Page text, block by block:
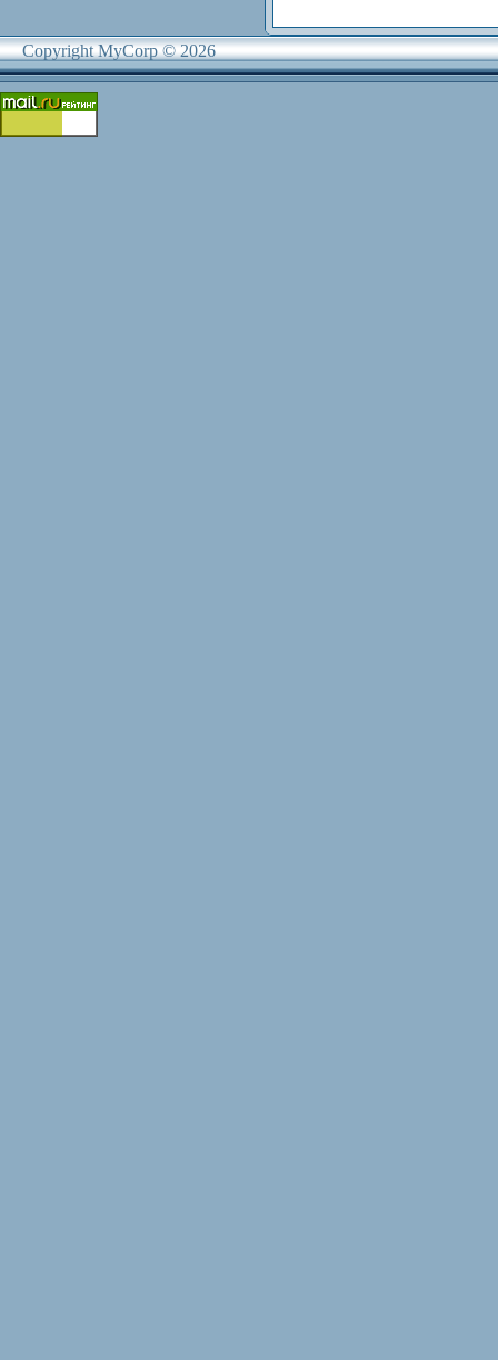
Copyright MyCorp © 2026